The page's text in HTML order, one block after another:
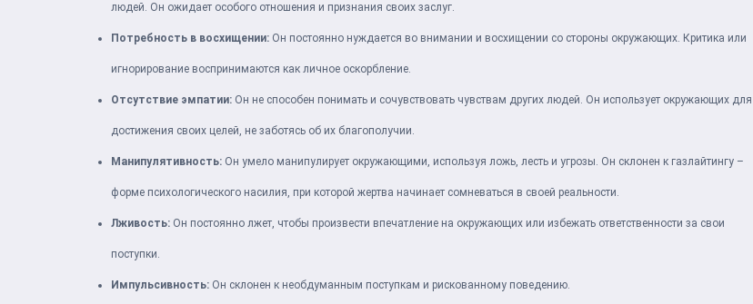
людей. Он ожидает особого отношения и признания своих заслуг.
Потребность в восхищении: Он постоянно нуждается во внимании и восхищении со стороны окружающих. Критика или
игнорирование воспринимаются как личное оскорбление.
Отсутствие эмпатии: Он не способен понимать и сочувствовать чувствам других людей. Он использует окружающих для
достижения своих целей, не заботясь об их благополучии.
Манипулятивность: Он умело манипулирует окружающими, используя ложь, лесть и угрозы. Он склонен к газлайтингу –
форме психологического насилия, при которой жертва начинает сомневаться в своей реальности.
Лживость: Он постоянно лжет, чтобы произвести впечатление на окружающих или избежать ответственности за свои
поступки.
Импульсивность: Он склонен к необдуманным поступкам и рискованному поведению.